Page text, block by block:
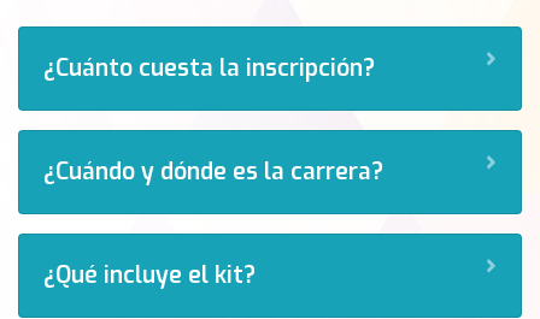
¿Cuánto cuesta la inscripción? ›
¿Cuándo y dónde es la carrera? ›
¿Qué incluye el kit? ›